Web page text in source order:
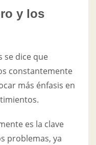
y los
se dice que
constantemente
más énfasis en
es la clave
problemas, ya